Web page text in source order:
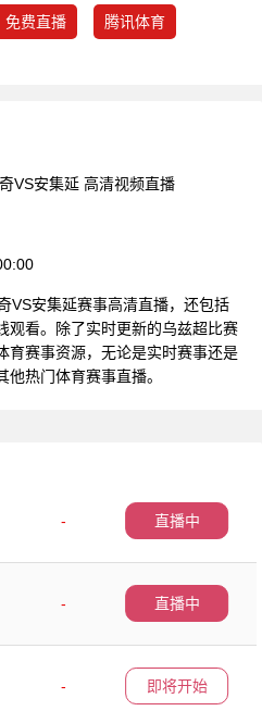
免费直播 腾讯体育
VS安集延 高清视频直播
VS安集延赛事高清直播，还包括
观看。除了实时更新的乌兹超比赛
育赛事资源，无论是实时赛事还是
热门体育赛事直播。
-
直播中
-
直播中
-
即将开始